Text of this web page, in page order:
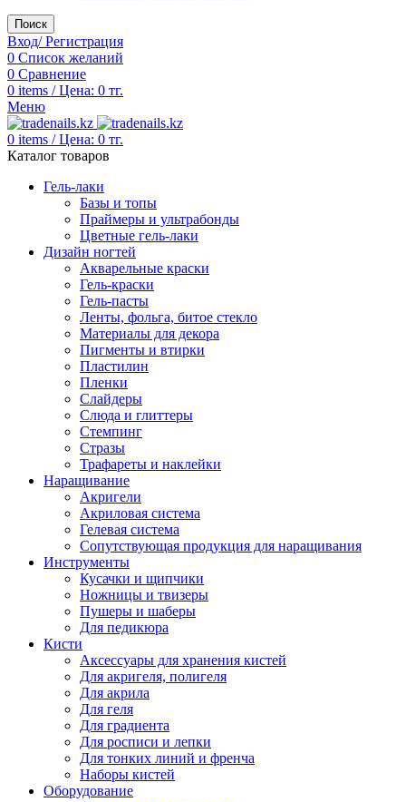
Поиск
Вход/ Регистрация
0 Список желаний
0 Сравнение
0 items / Цена: 0 тг.
Меню
0 items / Цена: 0 тг.
Каталог товаров
Гель-лаки
Базы и топы
Праймеры и ультрабонды
Цветные гель-лаки
Дизайн ногтей
Акварельные краски
Гель-краски
Гель-пасты
Ленты, фольга, битое стекло
Материалы для декора
Пигменты и втирки
Пластилин
Пленки
Слайдеры
Слюда и глиттеры
Стемпинг
Стразы
Трафареты и наклейки
Наращивание
Акригели
Акриловая система
Гелевая система
Сопутствующая продукция для наращивания
Инструменты
Кусачки и щипчики
Ножницы и твизеры
Пушеры и шаберы
Для педикюра
Кисти
Аксессуары для хранения кистей
Для акригеля, полигеля
Для акрила
Для геля
Для градиента
Для росписи и лепки
Для тонких линий и френча
Наборы кистей
Оборудование